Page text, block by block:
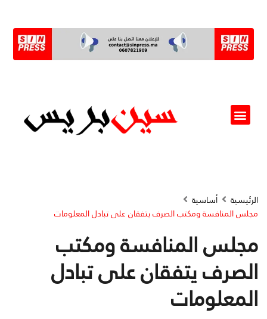
الرئيسية
أساسية
مجلس المنافسة ومكتب الصرف يتفقان على تبادل المعلومات
مجلس المنافسة ومكتب
الصرف يتفقان على تبادل
المعلومات